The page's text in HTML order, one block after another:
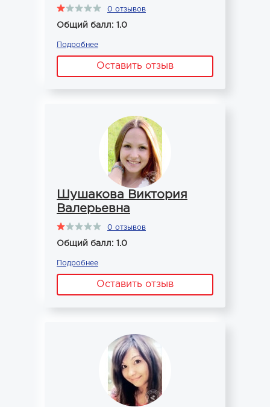
0 отзывов
Общий балл: 1.0
Подробнее
Оставить отзыв
Шушакова Виктория
Валерьевна
0 отзывов
Общий балл: 1.0
Подробнее
Оставить отзыв